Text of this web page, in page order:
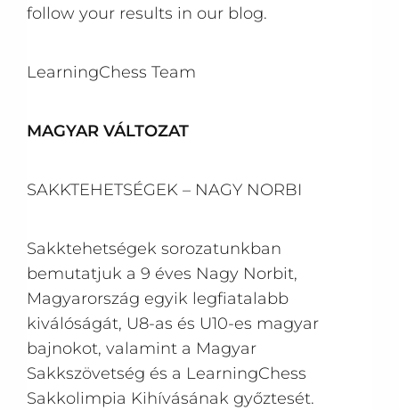
follow your results in our blog.
LearningChess Team
MAGYAR VÁLTOZAT
SAKKTEHETSÉGEK – NAGY NORBI
Sakktehetségek sorozatunkban
bemutatjuk a 9 éves Nagy Norbit,
Magyarország egyik legfiatalabb
kiválóságát, U8-as és U10-es magyar
bajnokot, valamint a Magyar
Sakkszövetség és a LearningChess
Sakkolimpia Kihívásának győztesét.